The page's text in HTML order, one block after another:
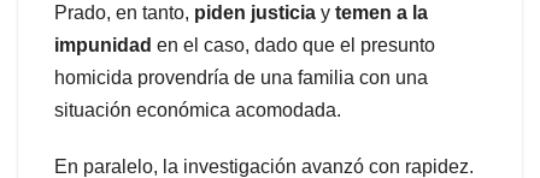
Prado, en tanto, piden justicia y temen a la
impunidad en el caso, dado que el presunto
homicida provendría de una familia con una
situación económica acomodada.
En paralelo, la investigación avanzó con rapidez.